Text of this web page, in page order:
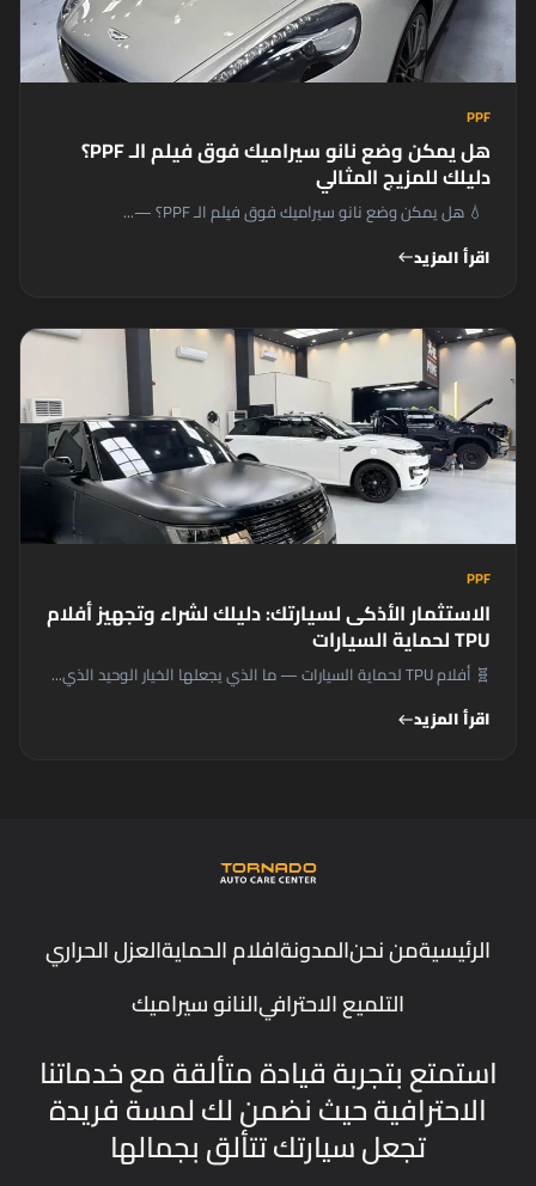
PPF
هل يمكن وضع نانو سيراميك فوق فيلم الـ PPF؟
دليلك للمزيج المثالي
💧 هل يمكن وضع نانو سيراميك فوق فيلم الـ PPF؟ —...
اقرأ المزيدwest
PPF
الاستثمار الأذكى لسيارتك: دليلك لشراء وتجهيز أفلام
TPU لحماية السيارات
🧬 أفلام TPU لحماية السيارات — ما الذي يجعلها الخيار الوحيد الذي...
اقرأ المزيدwest
الرئيسيةمن نحنالمدونةافلام الحمايةالعزل الحراري
التلميع الاحترافيالنانو سيراميك
استمتع بتجربة قيادة متألقة مع خدماتنا
الاحترافية حيث نضمن لك لمسة فريدة
تجعل سيارتك تتألق بجمالها